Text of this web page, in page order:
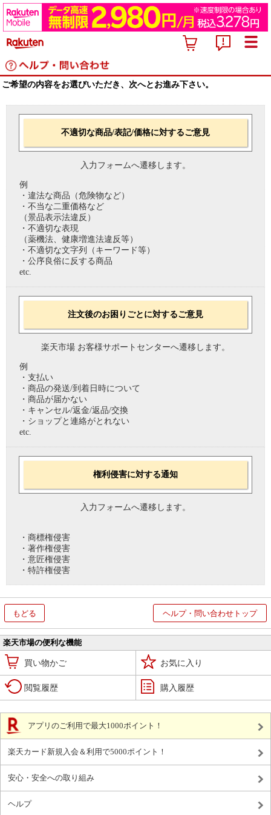
ご希望の内容をお選びいただき、次へとお進み下さい。
不適切な商品/表記/価格に対するご意見
入力フォームへ遷移します。
例
・違法な商品（危険物など）
・不当な二重価格など
（景品表示法違反）
・不適切な表現
（薬機法、健康増進法違反等）
・不適切な文字列（キーワード等）
・公序良俗に反する商品
etc.
注文後のお困りごとに対するご意見
楽天市場 お客様サポートセンターへ遷移します。
例
・支払い
・商品の発送/到着日時について
・商品が届かない
・キャンセル/返金/返品/交換
・ショップと連絡がとれない
etc.
権利侵害に対する通知
入力フォームへ遷移します。
・商標権侵害
・著作権侵害
・意匠権侵害
・特許権侵害
もどる ヘルプ・問い合わせトップ
楽天市場の便利な機能
買い物かご お気に入り
閲覧履歴 購入履歴
アプリのご利用で最大1000ポイント！
楽天カード新規入会＆利用で5000ポイント！
安心・安全への取り組み
ヘルプ